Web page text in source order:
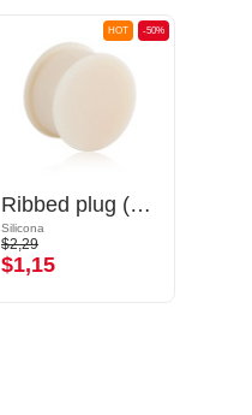
-50%
HOT
Ribbed plug (silicona)
Silicona
$2,29
$1,15